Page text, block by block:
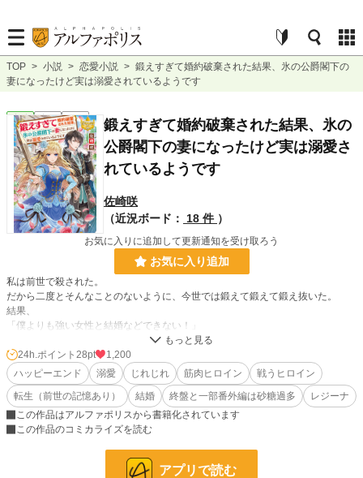
TOP > 小説 > 恋愛小説 > 鍛えすぎて婚約破棄された結果、氷の公爵閣下の
妻になったけど実は溺愛されているようです
恋愛 完結 長編
鍛えすぎて婚約破棄された結果、氷の
公爵閣下の妻になったけど実は溺愛さ
れているようです
佐崎咲
（近況ボード：
18 件 ）
お気に入りに追加して更新通知を受け取ろう
お気に入り追加
私は前世で殺された。
だから二度とそんなことのないように、今世では鍛えて鍛えて鍛え抜いた。
結果、
「僕よりも強い女性と結婚などできない！」
と言われたけれど、まあ事実だし受け入れるしかない。
そうしてマイナスからの婚活スタートとなった私を拾ったのは、冷酷無慈悲、
『氷の公爵閣下』として有名なクレウス＝レイファン公爵だった。
「私は多くの恨みを買っている。だから妻にも危険が多い」
「あ、私、自分の身くらい自分で守れます」
気づけば咄嗟にそう答えていた。
そう冷たく言い放った公爵閣下に、私は歓喜した。
24h.ポイント 28pt
1,200
ハッピーエンド
溺愛 じれじれ 筋肉ヒロイン
戦うヒロイン
転生（前世の記憶あり）
結婚 終盤と一部番外編は砂糖過多
レジーナ
この作品はアルファポリスから書籍化されています
この作品のコミカライズを読む
アプリで読む